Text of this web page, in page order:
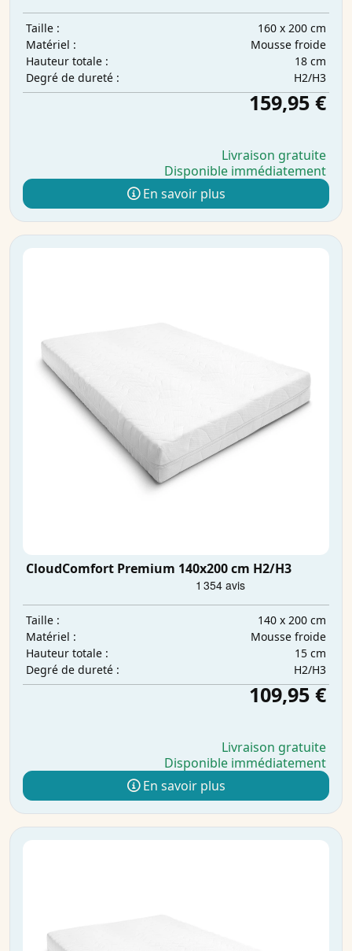
Taille :
160 x 200 cm
Matériel :
Mousse froide
Hauteur totale :
18 cm
Degré de dureté :
H2/H3
159,95 €
Livraison gratuite
Disponible immédiatement
En savoir plus
CloudComfort Premium 140x200 cm H2/H3
Taille :
140 x 200 cm
Matériel :
Mousse froide
Hauteur totale :
15 cm
Degré de dureté :
H2/H3
109,95 €
Livraison gratuite
Disponible immédiatement
En savoir plus